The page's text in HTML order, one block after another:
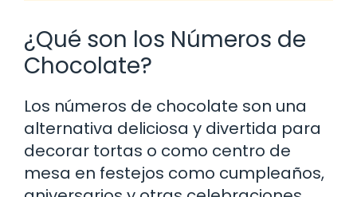
¿Qué son los Números de
Chocolate?
Los números de chocolate son una
alternativa deliciosa y divertida para
decorar tortas o como centro de
mesa en festejos como cumpleaños,